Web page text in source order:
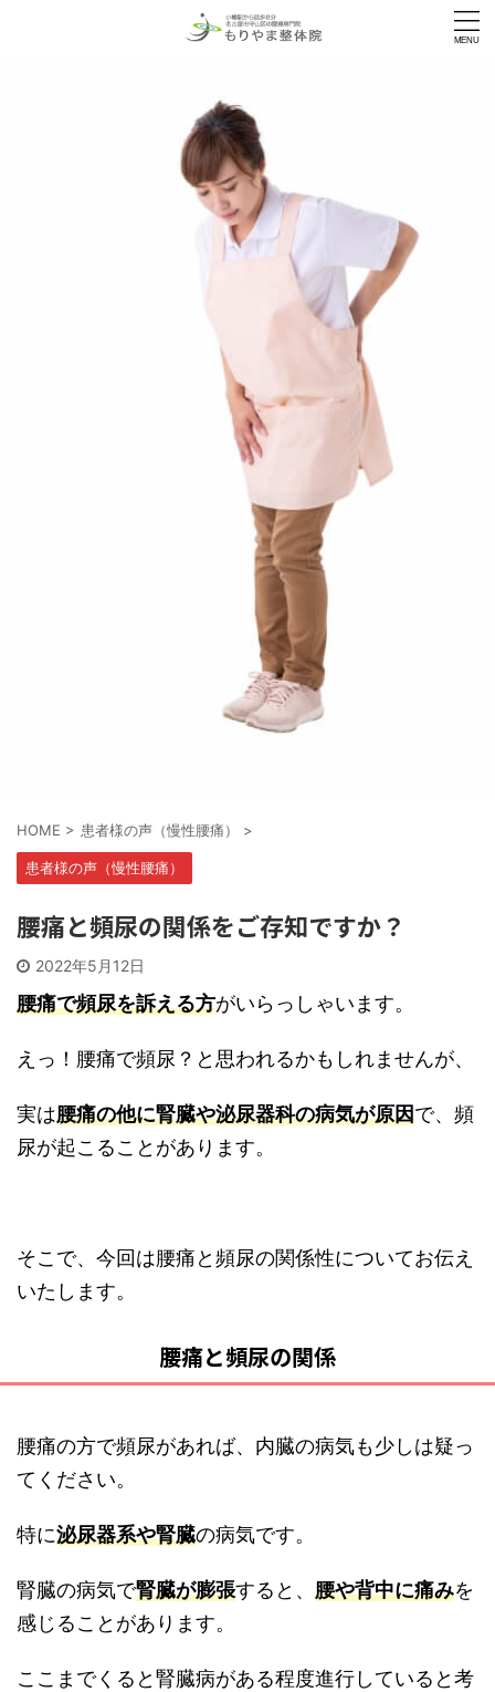
HOME > 患者様の声（慢性腰痛） >
患者様の声（慢性腰痛）
腰痛と頻尿の関係をご存知ですか？
2022年5月12日
腰痛で頻尿を訴える方がいらっしゃいます。
えっ！腰痛で頻尿？と思われるかもしれませんが、
実は腰痛の他に腎臓や泌尿器科の病気が原因で、頻
尿が起こることがあります。
そこで、今回は腰痛と頻尿の関係性についてお伝え
いたします。
腰痛と頻尿の関係
腰痛の方で頻尿があれば、内臓の病気も少しは疑っ
てください。
特に泌尿器系や腎臓の病気です。
腎臓の病気で腎臓が膨張すると、 腰や背中に痛みを
感じることがあります。
ここまでくると腎臓病がある程度進行していると考